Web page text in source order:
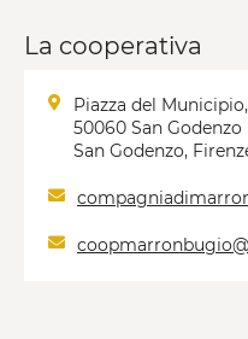
La cooperativa
Piazza del Municipio,
50060 San Godenzo
San Godenzo,